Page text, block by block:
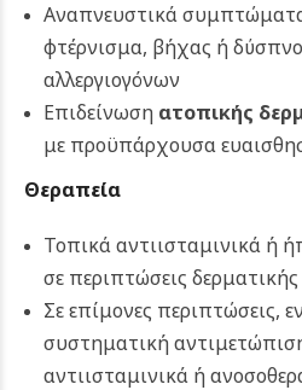
Αναπνευστικά
φτέρνισμα, βήχας ή
αλλεργιογόνων
Επιδείνωση ατοπικής
με προϋπάρχουσα
Θεραπεία
Τοπικά αντιισταμινικά ή
σε περιπτώσεις
Σε επίμονες περιπτώσεις,
συστηματική
αντιισταμινικά ή